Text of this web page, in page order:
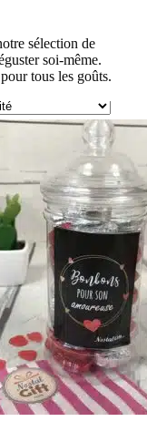
sélection de
soi-même.
tous les goûts.